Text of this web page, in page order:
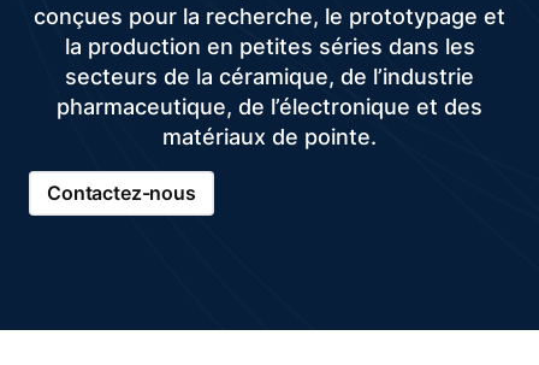
conçues pour la recherche, le prototypage et
la production en petites séries dans les
secteurs de la céramique, de l’industrie
pharmaceutique, de l’électronique et des
matériaux de pointe.
Contactez-nous